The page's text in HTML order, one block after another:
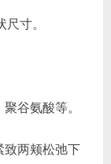
寸。
谷氨酸等。
致两颊松弛下